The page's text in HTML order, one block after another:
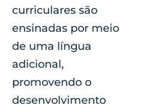
curriculares são
ensinadas por meio
de uma língua
adicional,
promovendo o
desenvolvimento